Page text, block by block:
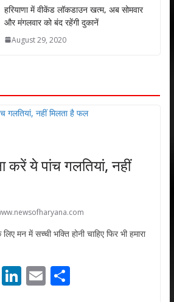
हरियाणा में वीकेंड लॉकडाउन खत्म, अब सोमवार
और मंगलवार को बंद रहेंगी दुकानें
August 29, 2020
ये पांच गलतियां, नहीं
मन में सच्ची भक्ति होनी चाहिए फिर भी हमारा
Li E S